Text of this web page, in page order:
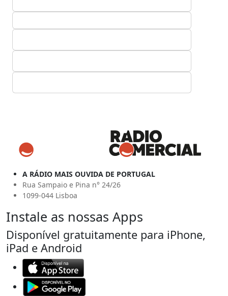
A RÁDIO MAIS OUVIDA DE PORTUGAL
Rua Sampaio e Pina n° 24/26
1099-044 Lisboa
Instale as nossas Apps
Disponível gratuitamente para iPhone,
iPad e Android